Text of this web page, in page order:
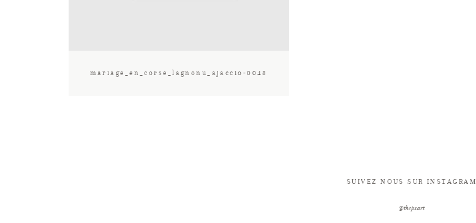
mariage_en_corse_lagnonu_ajaccio-0048
SUIVEZ NOUS SUR INSTAGRAM
@thepxart